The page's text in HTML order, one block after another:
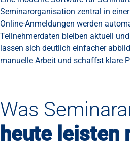
Seminarorganisation zentral in
Online-Anmeldungen werden
Teilnehmerdaten bleiben aktuell
lassen sich deutlich einfacher
manuelle Arbeit und schaffst klare
Was
heute leisten